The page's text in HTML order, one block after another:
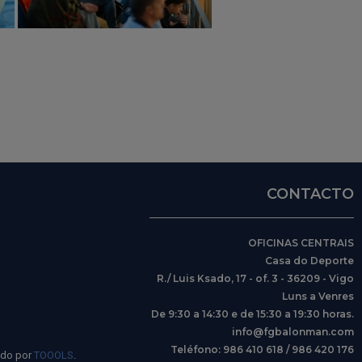
por TOOOLS.
CONTACTO
OFICINAS CENTRAIS
Casa do Deporte
R./ Luis Ksado, 17 - of. 3 - 36209 - Vigo
Luns a Venres
De 9:30 a 14:30 e de 15:30 a 19:30 horas.
info@fgbalonman.com
Teléfono: 986 410 618 / 986 420 176